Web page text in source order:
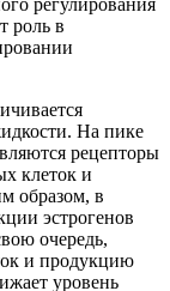
регулирования
роль в
На пике
рецепторы
клеток и
образом, в
эстрогенов
очередь,
и продукцию
уровень